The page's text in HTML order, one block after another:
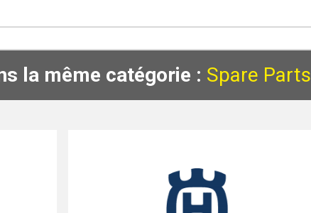
la même catégorie : Spare Parts